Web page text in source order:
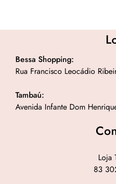
Bessa Shopping:
Rua Francisco Leocádio
Tambaú:
Avenida Infante Dom
Loja
83